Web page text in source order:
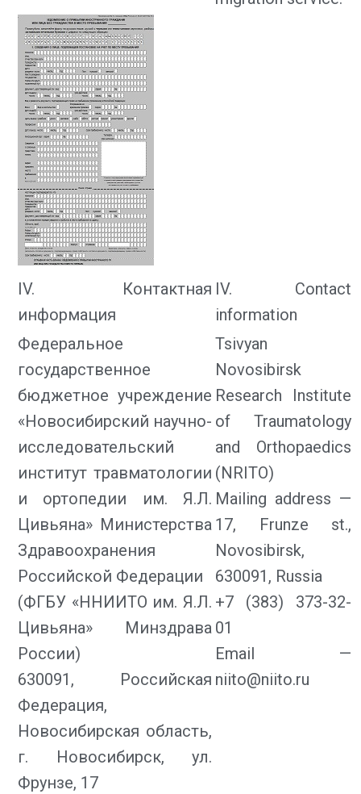
IV. Контактная
информация
IV. Contact
information
Федеральное
государственное
бюджетное учреждение
«Новосибирский научно-
исследовательский
институт травматологии
и ортопедии им. Я.Л.
Цивьяна» Министерства
Здравоохранения
Российской Федерации
(ФГБУ «ННИИТО им. Я.Л.
Цивьяна» Минздрава
России)
630091, Российская
Федерация,
Новосибирская область,
г. Новосибирск, ул.
Фрунзе, 17
Tsivyan
Novosibirsk
Research Institute
of Traumatology
and Orthopaedics
(NRITO)
Mailing address —
17, Frunze st.,
Novosibirsk,
630091, Russia
+7 (383) 373-32-
01
Email —
niito@niito.ru